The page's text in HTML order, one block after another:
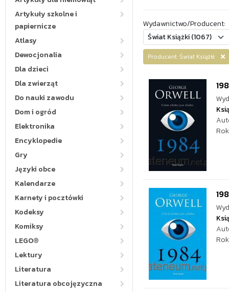
Artykuły szkolne i
papiernicze
Atlasy
Dewocjonalia
Dla dzieci
Dla zwierząt
Do nauki zawodu
Dom i ogród
Elektronika
Encyklopedie
Gry
Języki obce
Kalendarze
Karnety i pocztówki
Kodeksy
Komiksy
LEGO®
Lektury
Literatura
Literatura obcojęzyczna
Wydawnictwo/Producent:
Producent: Świat Książki